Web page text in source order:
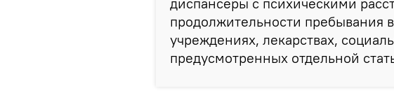
продолжительности пребывания
учреждениях, лекарствах,
предусмотренных отдельной